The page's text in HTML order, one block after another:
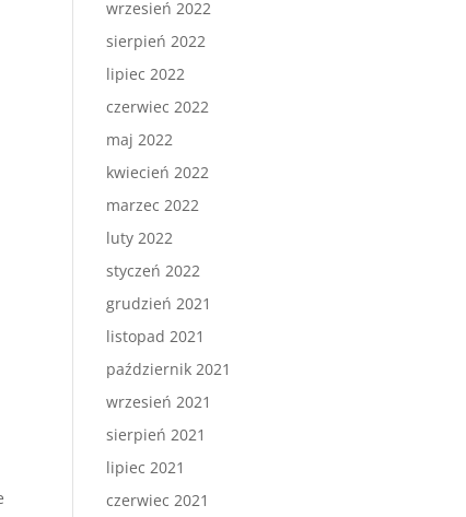
wrzesień 2022
sierpień 2022
lipiec 2022
czerwiec 2022
maj 2022
kwiecień 2022
marzec 2022
luty 2022
styczeń 2022
grudzień 2021
listopad 2021
październik 2021
wrzesień 2021
sierpień 2021
lipiec 2021
czerwiec 2021